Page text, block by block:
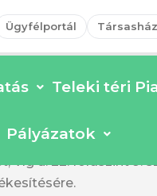
Ügyfélportál
Teleki téri
Pályázatoktestületének
u. 22. földszint 9.